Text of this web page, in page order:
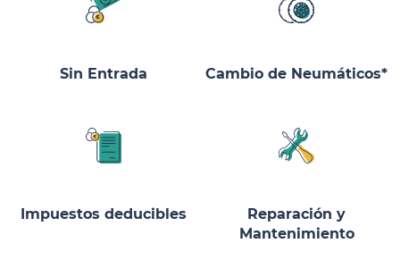
Sin Entrada Cambio de Neumáticos*
Impuestos deducibles
Reparación y
Mantenimiento